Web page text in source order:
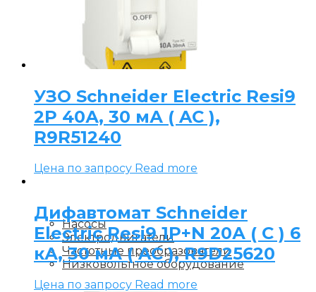
Насосы
Электродвигатели
Частотные преобразователи
Низковольтное оборудование
УЗО Schneider Electric Resi9
2P 40А, 30 мА ( AC ),
R9R51240
Цена по запросу Read more
Дифавтомат Schneider
Electric Resi9 1P+N 20А ( C ) 6
кА, 30 мА ( AC ), R9D25620
Цена по запросу Read more